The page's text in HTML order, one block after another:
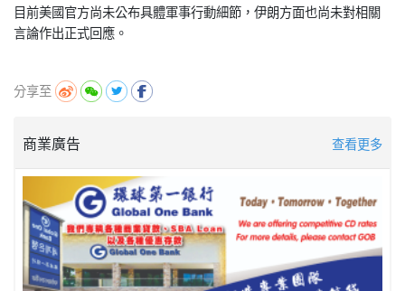
目前美國官方尚未公布具體軍事行動細節， 伊朗方面也尚未對相關
言論作出正式回應。
分享至
商業廣告 查看更多